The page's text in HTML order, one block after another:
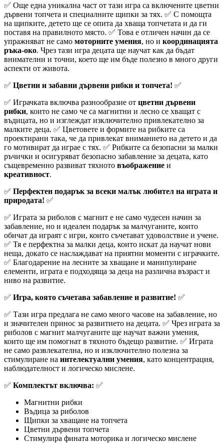
✅ Още една уникална част от тази игра са включените цветни
дървени топчета и специалните щипки за тях. ✅ С помощта
на щипките, детето ще се опита да хваща топчетата и да ги
поставя на правилното място. ✅ Това е отличен начин да се
упражняват не само моторните умения, но и координацията
ръка-око. Чрез тази игра децата ще научат как да бъдат
внимателни и точни, което ще им бъде полезно в много други
аспекти от живота.
✅ Цветни и забавни дървени рибки и топчета! ✅
✅ Играчката включва разнообразие от цветни дървени
рибки, които не само че са магнитни и лесно се хващат с
въдицата, но и изглеждат изключително привлекателно за
малките деца. ✅ Цветовете и формите на рибките са
проектирани така, че да привлекат вниманието на детето и да
го мотивират да играе с тях. ✅ Рибките са безопасни за малки
ръчички и осигуряват безопасно забавление за децата, като
същевременно развиват тяхното въображение и
креативност.
✅ Перфектен подарък за всеки малък любител на играта и
природата! ✅
✅ Играта за риболов с магнит е не само чудесен начин за
забавление, но и идеален подарък за малчуганите, които
обичат да играят с игри, които съчетават удоволствие и учене.
✅ Тя е перфектна за малки деца, които искат да научат нови
неща, докато се наслаждават на приятни моменти с играчките.
✅ Благодарение на лесните за хващане и манипулиране
елементи, играта е подходяща за деца на различна възраст и
ниво на развитие.
✅ Игра, която съчетава забавление и развитие! ✅
✅ Тази игра предлага не само много часове на забавление, но
и значителен принос за развитието на децата. ✅ Чрез играта за
риболов с магнит малчуганите ще научат важни умения,
които ще им помогнат в тяхното бъдещо развитие. ✅ Играта
не само развлекателна, но и изключително полезна за
стимулиране на интелектуални умения, като концентрация,
наблюдателност и логическо мислене.
✅ Комплектът включва: ✅
Магнитни рибки
Въдица за риболов
Щипки за хващане на топчета
Цветни дървени топчета
Стимулира фината моторика и логическо мислене